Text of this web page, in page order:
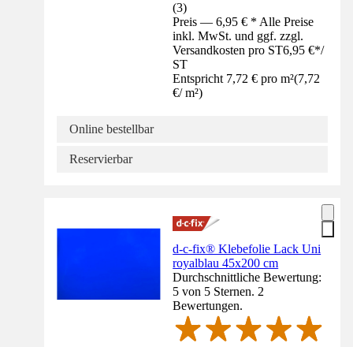
(3)
Preis — 6,95 € * Alle Preise
inkl. MwSt. und ggf. zzgl.
Versandkosten pro ST6,95 €*/
ST
Entspricht 7,72 € pro m²(7,72
€/ m²)
Online bestellbar
Reservierbar
d-c-fix® Klebefolie Lack Uni
royalblau 45x200 cm
Durchschnittliche Bewertung:
5 von 5 Sternen. 2
Bewertungen.